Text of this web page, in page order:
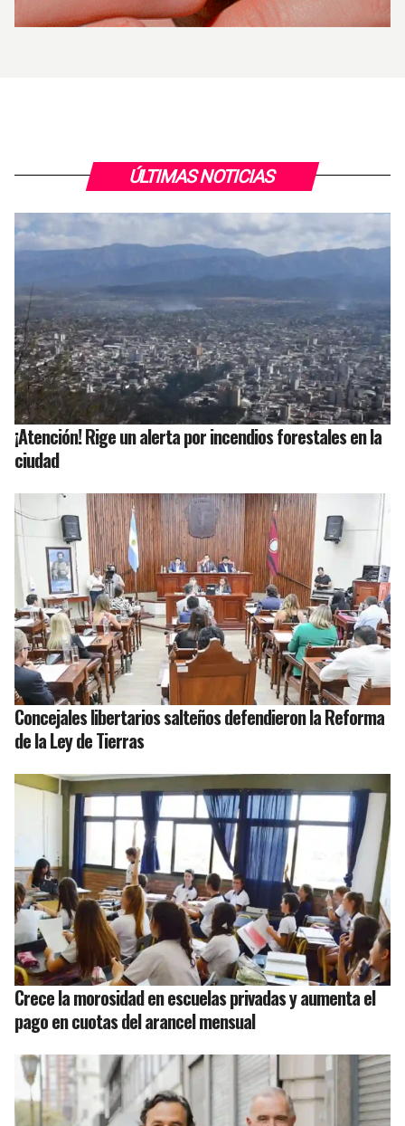
ÚLTIMAS NOTICIAS
¡Atención! Rige un alerta por incendios forestales en la
ciudad
Concejales libertarios salteños defendieron la Reforma
de la Ley de Tierras
Crece la morosidad en escuelas privadas y aumenta el
pago en cuotas del arancel mensual